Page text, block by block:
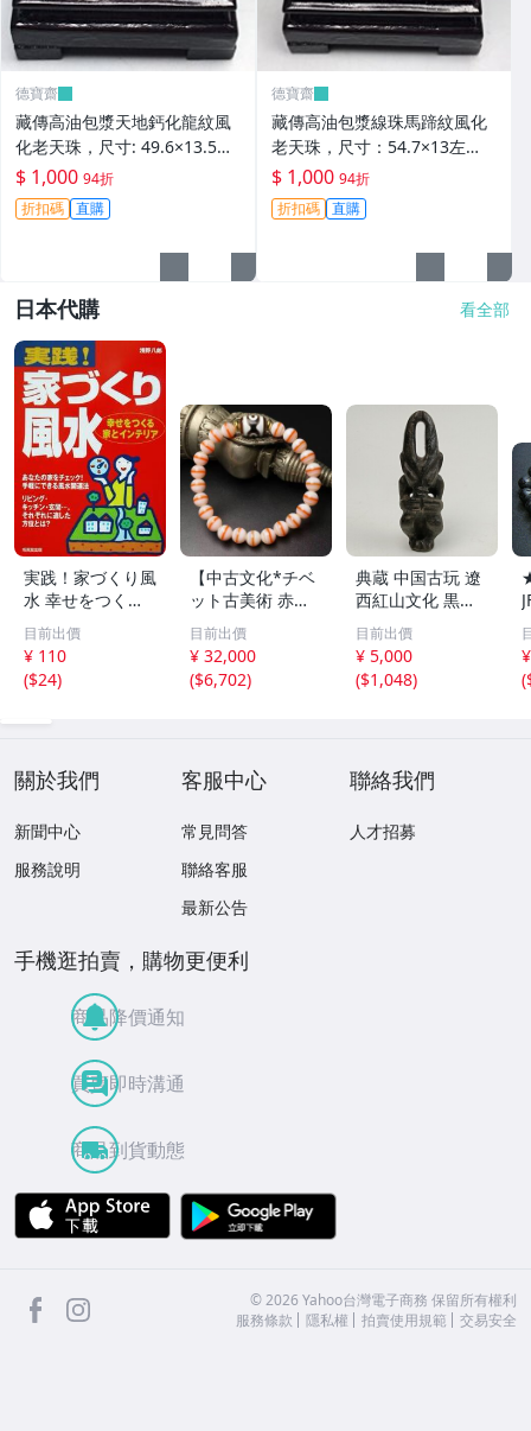
德寶齋
藏傳高油包漿天地鈣化龍紋風
化老天珠，尺寸: 49.6×13.5左
右，材質：瑪瑙， 天珠 瑪瑙
硃砂【德寶齋】406
$ 1,000 94折
折扣碼 直購
德寶齋
藏傳高油包漿線珠馬蹄紋風化
老天珠，尺寸：54.7×13左
右，材質：瑪瑙，玉髓 天珠 瑪
瑙 硃砂【德寶齋】405
$ 1,000 94折
折扣碼 直購
日本代購 看全部
実践！家づくり風
水 幸せをつくる
家とインテリア/
浅野八郎(著者)
目前出價
¥ 110
($24)
【中古文化*チベ
ット古美術 赤縞
天眼瑪瑙丸珠 天
地天珠組み合わせ
ブレスレット 縞
瑪瑙 古玩 アンテ
目前出價
¥ 32,000
($6,702)
典蔵 中国古玩 遼
西紅山文化 黒曜
石 黒皮玉 太陽神
祈祷像 唐物 骨董
品 古美術 古玉 彫
刻 時代物 魔除け
目前出價
¥ 5,000
($1,048)
(
關於我們
新聞中心
服務說明
客服中心
常見問答
聯絡客服
最新公告
聯絡我們
人才招募
手機逛拍賣，購物更便利
商品降價通知
買賣即時溝通
商品到貨動態
APP Store
facebook ©2026 Yahoo台灣電子商務 保留所有權利
服務條款
隱私權 拍賣使用規範 交易安全